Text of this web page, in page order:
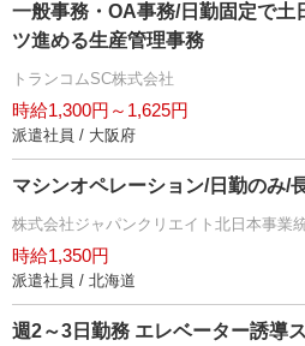
一般事務・OA事務/日勤固定で土
ツ進める生産管理事務
トランコムSC株式会社
時給1,300円～1,625円
派遣社員 / 大阪府
マシンオペレーション/日勤のみ/
株式会社ジャパンクリエイト北日本事業
時給1,350円
派遣社員 / 北海道
週2～3日勤務 エレベーター誘導